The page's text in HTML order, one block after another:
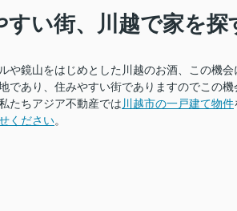
すい街、川越で家を探
や鏡山をはじめとした川越のお酒、この機会
であり、住みやすい街でありますのでこの
たちアジア不動産では 川越市の一戸建て物件
ください。